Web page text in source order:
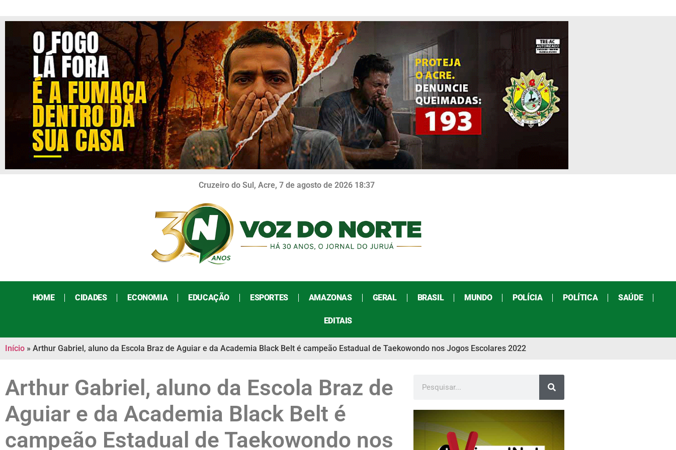
Cruzeiro do Sul, Acre, 7 de agosto de 2026 18:37
HOME CIDADES ECONOMIA EDUCAÇÃO ESPORTES AMAZONAS GERAL BRASIL MUNDO POLÍCIA POLÍTICA SAÚDE
EDITAIS
Início » Arthur Gabriel, aluno da Escola Braz de Aguiar e da Academia Black Belt é campeão Estadual de Taekowondo nos Jogos Escolares 2022
Arthur Gabriel, aluno da Escola Braz de
Aguiar e da Academia Black Belt é
campeão Estadual de Taekowondo nos